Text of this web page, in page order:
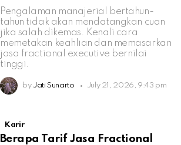
Pengalaman manajerial bertahun-
tahun tidak akan mendatangkan cuan
jika salah dikemas. Kenali cara
memetakan keahlian dan memasarkan
jasa fractional executive bernilai
tinggi.
by Jati Sunarto July 21, 2026, 9:43 pm
Karir
Berapa Tarif Jasa Fractional